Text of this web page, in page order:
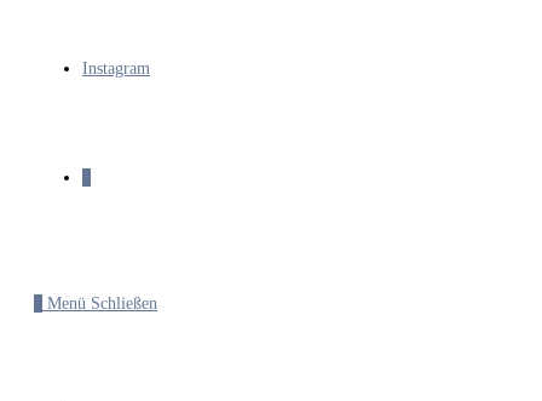
Instagram
Menü Schließen